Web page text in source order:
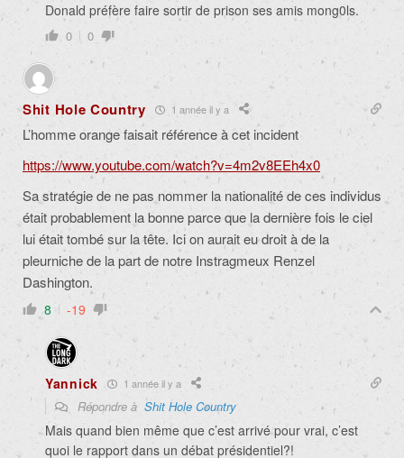
Donald préfère faire sortir de prison ses amis mong0ls.
0 0
Shit Hole Country 1 année il y a
L’homme orange faisait référence à cet incident
https://www.youtube.com/watch?v=4m2v8EEh4x0
Sa stratégie de ne pas nommer la nationalité de ces individus
était probablement la bonne parce que la dernière fois le ciel
lui était tombé sur la tête. Ici on aurait eu droit à de la
pleurniche de la part de notre Instragmeux Renzel
Dashington.
8 -19
Yannick 1 année il y a
Répondre à Shit Hole Country
Mais quand bien même que c’est arrivé pour vrai, c’est
quoi le rapport dans un débat présidentiel?!